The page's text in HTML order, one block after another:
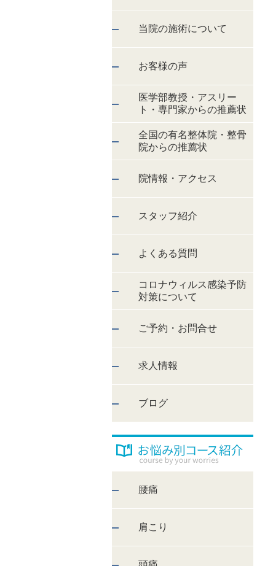
当院の施術について
お客様の声
医学部教授・アスリー
ト・専門家からの推薦状
全国の有名整体院・整骨
院からの推薦状
院情報・アクセス
スタッフ紹介
よくある質問
コロナウィルス感染予防
対策について
ご予約・お問合せ
求人情報
ブログ
腰痛
肩こり